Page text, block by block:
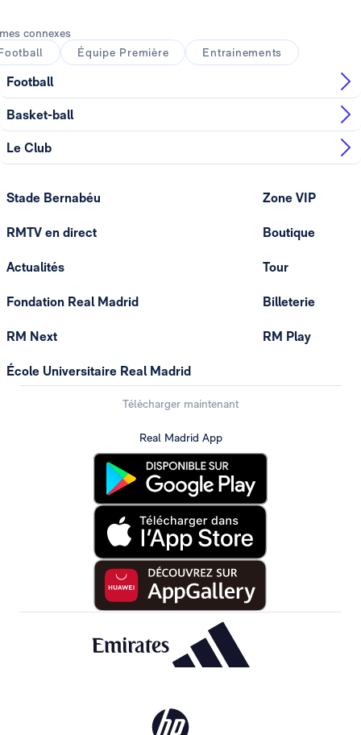
connexes
Équipe Première Entrainements
Football
Basket-ball
Le Club
Stade Bernabéu
RMTV en direct
Actualités
Fondation Real Madrid
RM Next
École Universitaire Real Madrid
Zone VIP
Boutique
Tour
Billeterie
RM Play
Télécharger maintenant
Real Madrid App